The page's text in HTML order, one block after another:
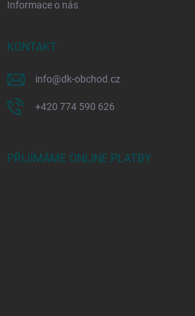
Informace o nás
KONTAKT
info@dk-obchod.cz
+420 774 590 626
PŘIJÍMÁME ONLINE PLATBY